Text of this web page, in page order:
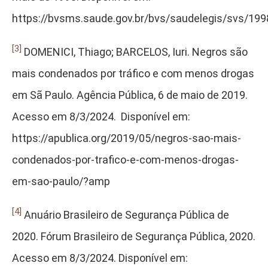
https://bvsms.saude.gov.br/bvs/saudelegis/svs/
[3] DOMENICI, Thiago; BARCELOS, Iuri. Negros são
mais condenados por tráfico e com menos drogas
em Sã Paulo. Agência Pública, 6 de maio de 2019.
Acesso em 8/3/2024. Disponível em:
https://apublica.org/2019/05/negros-sao-mais-
condenados-por-trafico-e-com-menos-drogas-
em-sao-paulo/?amp
[4] Anuário Brasileiro de Segurança Pública de
2020. Fórum Brasileiro de Segurança Pública, 2020.
Acesso em 8/3/2024. Disponível em: